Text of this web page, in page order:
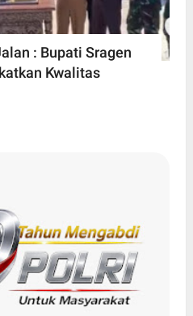
: Bupati Sragen
Kwalitas